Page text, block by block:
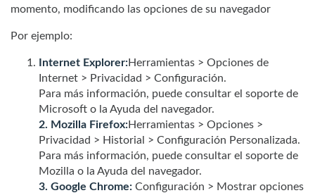
momento, modificando las opciones de su navegador
Por ejemplo:
Internet Explorer:Herramientas > Opciones de
Internet > Privacidad > Configuración.
Para más información, puede consultar el soporte de
Microsoft o la Ayuda del navegador.
2. Mozilla Firefox:Herramientas > Opciones >
Privacidad > Historial > Configuración Personalizada.
Para más información, puede consultar el soporte de
Mozilla o la Ayuda del navegador.
3. Google Chrome: Configuración > Mostrar opciones